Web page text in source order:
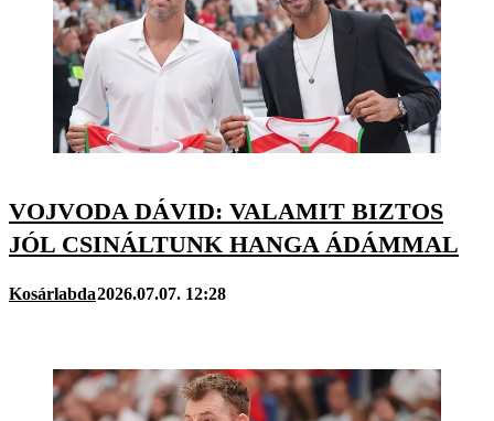
VOJVODA DÁVID: VALAMIT BIZTOS
JÓL CSINÁLTUNK HANGA ÁDÁMMAL
Kosárlabda2026.07.07. 12:28